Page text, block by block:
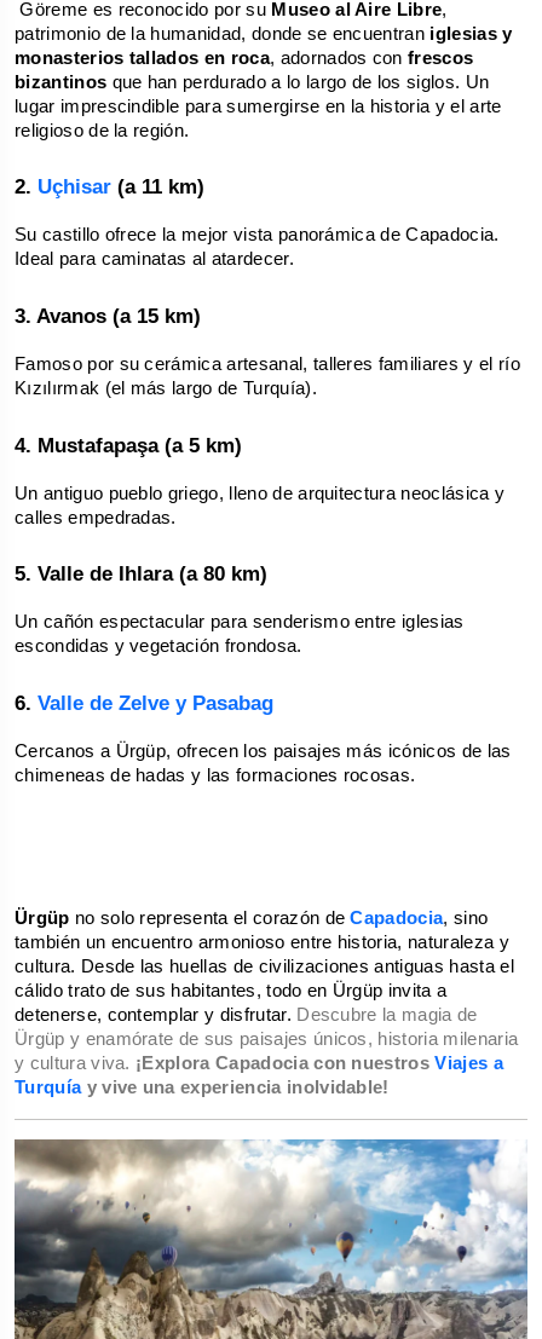
Göreme es reconocido por su Museo al Aire Libre,
patrimonio de la humanidad, donde se encuentran iglesias y
monasterios tallados en roca, adornados con frescos
bizantinos que han perdurado a lo largo de los siglos. Un
lugar imprescindible para sumergirse en la historia y el arte
religioso de la región.
2. Uçhisar (a 11 km)
Su castillo ofrece la mejor vista panorámica de Capadocia.
Ideal para caminatas al atardecer.
3. Avanos (a 15 km)
Famoso por su cerámica artesanal, talleres familiares y el río
Kızılırmak (el más largo de Turquía).
4. Mustafapaşa (a 5 km)
Un antiguo pueblo griego, lleno de arquitectura neoclásica y
calles empedradas.
5. Valle de Ihlara (a 80 km)
Un cañón espectacular para senderismo entre iglesias
escondidas y vegetación frondosa.
6. Valle de Zelve y Pasabag
Cercanos a Ürgüp, ofrecen los paisajes más icónicos de las
chimeneas de hadas y las formaciones rocosas.
Ürgüp no solo representa el corazón de Capadocia, sino
también un encuentro armonioso entre historia, naturaleza y
cultura. Desde las huellas de civilizaciones antiguas hasta el
cálido trato de sus habitantes, todo en Ürgüp invita a
detenerse, contemplar y disfrutar. Descubre la magia de
Ürgüp y enamórate de sus paisajes únicos, historia milenaria
y cultura viva. ¡Explora Capadocia con nuestrosViajes a
Turquíay vive una experiencia inolvidable!